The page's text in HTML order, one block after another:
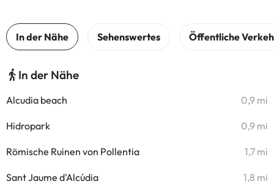
In der Nähe
Alcudia beach 0,9 mi
Hidropark 0,9 mi
Römische Ruinen von Pollentia 1,7 mi
Sant Jaume d'Alcúdia 1,8 mi